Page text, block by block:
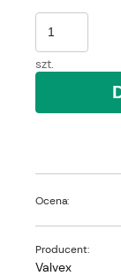
szt.
Ocena:
Producent:
Valvex